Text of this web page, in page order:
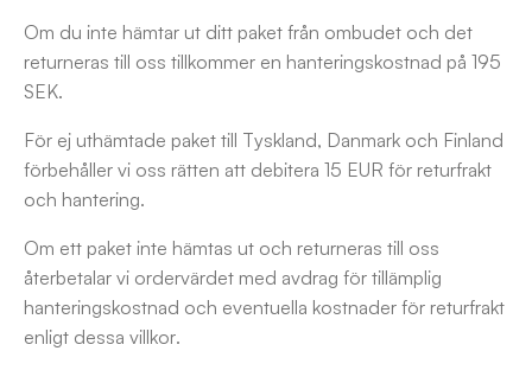
Om du inte hämtar ut ditt paket från ombudet och det
returneras till oss tillkommer en hanteringskostnad på 195
SEK.
För ej uthämtade paket till Tyskland, Danmark och Finland
förbehåller vi oss rätten att debitera 15 EUR för returfrakt
och hantering.
Om ett paket inte hämtas ut och returneras till oss
återbetalar vi ordervärdet med avdrag för tillämplig
hanteringskostnad och eventuella kostnader för returfrakt
enligt dessa villkor.